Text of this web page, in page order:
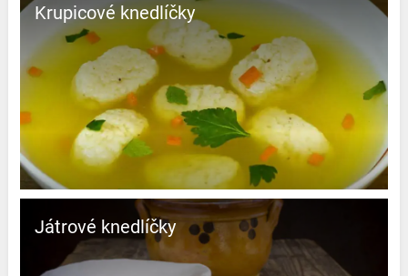
Krupicové knedlíčky
Játrové knedlíčky